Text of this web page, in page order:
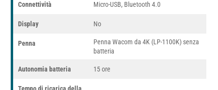
Connettività Micro-USB, Bluetooth 4.0
Display No
Penna
Penna Wacom da 4K (LP-1100K) senza
batteria
Autonomia batteria 15 ore